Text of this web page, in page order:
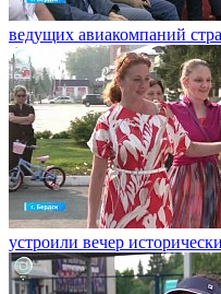
ведущих авиакомпаний
устроили вечер